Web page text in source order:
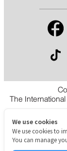
The
We use cookies
We use cookies to
You can manage